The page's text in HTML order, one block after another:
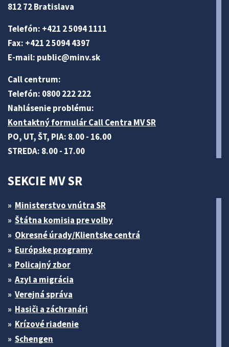
812 72 Bratislava
Telefón: +421 2 5094 1111
Fax: +421 2 5094 4397
E-mail: public@minv.sk
Call centrum:
Telefón: 0800 222 222
Nahlásenie problému:
Kontaktný formulár Call Centra MV SR
PO, UT, ŠT, PIA: 8.00 - 16.00
STREDA: 8.00 - 17.00
SEKCIE MV SR
Ministerstvo vnútra SR
Štátna komisia pre volby
Okresné úrady/Klientske centrá
Európske programy
Policajný zbor
Azyl a migrácia
Verejná správa
Hasiči a záchranári
Krízové riadenie
Schengen